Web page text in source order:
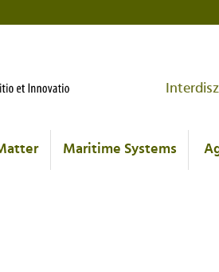
Maritime Systems